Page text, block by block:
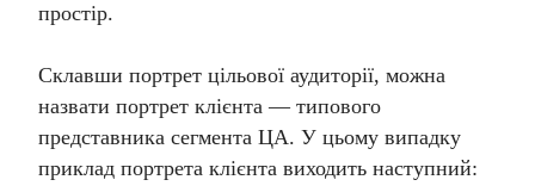
простір.
Склавши портрет цільової аудиторії, можна
назвати портрет клієнта — типового
представника сегмента ЦА. У цьому випадку
приклад портрета клієнта виходить наступний: